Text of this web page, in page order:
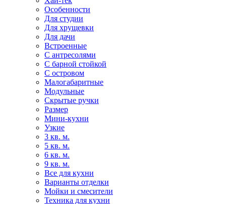
Особенности
Для студии
Для хрущевки
Для дачи
Встроенные
С антресолями
С барной стойкой
С островом
Малогабаритные
Модульные
Скрытые ручки
Размер
Мини-кухни
Узкие
3 кв. м.
5 кв. м.
6 кв. м.
9 кв. м.
Все для кухни
Варианты отделки
Мойки и смесители
Техника для кухни